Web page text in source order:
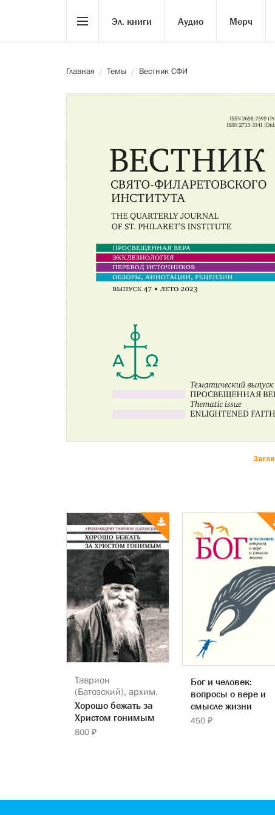
Эл. книги Аудио Мерч
Главная / Темы / Вестник СФИ
Таврион
(Батозский), архим.
Хорошо бежать за
Христом гонимым
800 ₽
Бог и человек:
вопросы о вере и
смысле жизни
450 ₽